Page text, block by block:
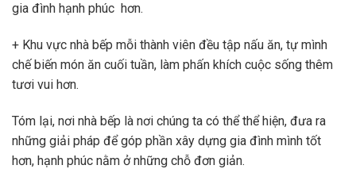
gia đình hạnh phúc hơn.
+ Khu vực nhà bếp mỗi thành viên đều tập nấu ăn, tự mình
chế biến món ăn cuối tuần, làm phấn khích cuộc sống thêm
tươi vui hơn.
Tóm lại, nơi nhà bếp là nơi chúng ta có thể thể hiện, đưa ra
những giải pháp để góp phần xây dựng gia đình mình tốt
hơn, hạnh phúc nằm ở những chỗ đơn giản.